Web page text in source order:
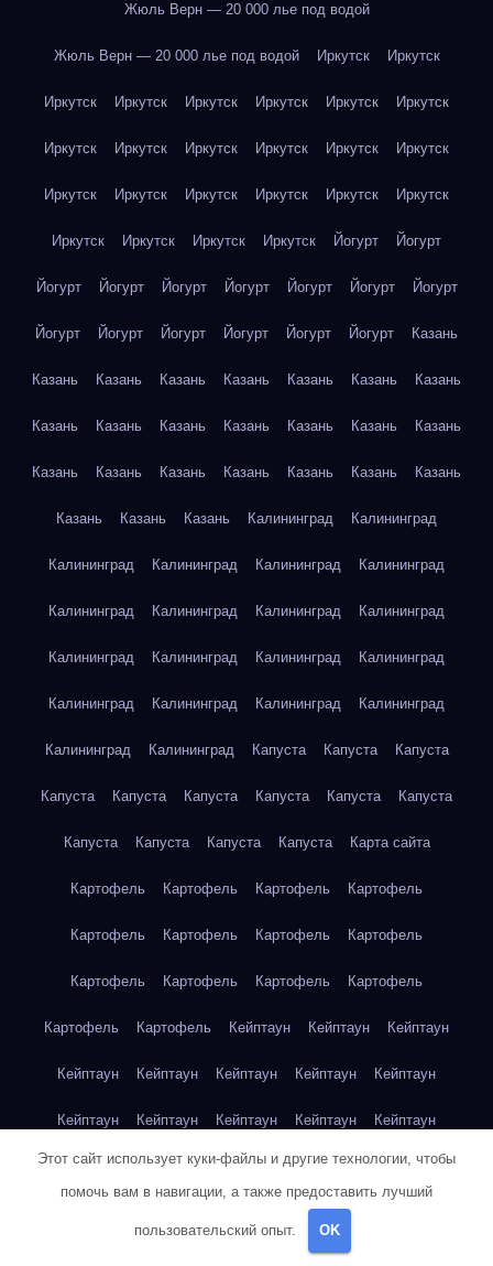
Жюль Верн — 20 000 лье под водой
Жюль Верн — 20 000 лье под водой Иркутск Иркутск
Иркутск Иркутск Иркутск Иркутск Иркутск Иркутск
Иркутск Иркутск Иркутск Иркутск Иркутск Иркутск
Иркутск Иркутск Иркутск Иркутск Иркутск Иркутск
Иркутск Иркутск Иркутск Иркутск Йогурт Йогурт
Йогурт Йогурт Йогурт Йогурт Йогурт Йогурт Йогурт
Йогурт Йогурт Йогурт Йогурт Йогурт Йогурт Казань
Казань Казань Казань Казань Казань Казань Казань
Казань Казань Казань Казань Казань Казань Казань
Казань Казань Казань Казань Казань Казань Казань
Казань Казань Казань Калининград Калининград
Калининград Калининград Калининград Калининград
Калининград Калининград Калининград Калининград
Калининград Калининград Калининград Калининград
Калининград Калининград Калининград Калининград
Калининград Калининград Капуста Капуста Капуста
Капуста Капуста Капуста Капуста Капуста Капуста
Капуста Капуста Капуста Капуста Карта сайта
Картофель Картофель Картофель Картофель
Картофель Картофель Картофель Картофель
Картофель Картофель Картофель Картофель
Картофель Картофель Кейптаун Кейптаун Кейптаун
Кейптаун Кейптаун Кейптаун Кейптаун Кейптаун
Кейптаун Кейптаун Кейптаун Кейптаун Кейптаун
Кейптаун Кейптаун Кейптаун Кейптаун Кейптаун
Клубника
Красноярск
Этот сайт использует куки-файлы и другие технологии, чтобы
помочь вам в навигации, а также предоставить лучший
пользовательский опыт. OK